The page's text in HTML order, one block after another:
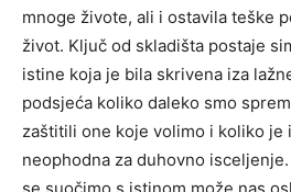
mnoge živote, ali i ostavila teške
život. Ključ od skladišta postaje
istine koja je bila skrivena iza
podsjeća koliko daleko smo
zaštitili one koje volimo i koliko je
neophodna za duhovno
se suočimo s istinom može nas